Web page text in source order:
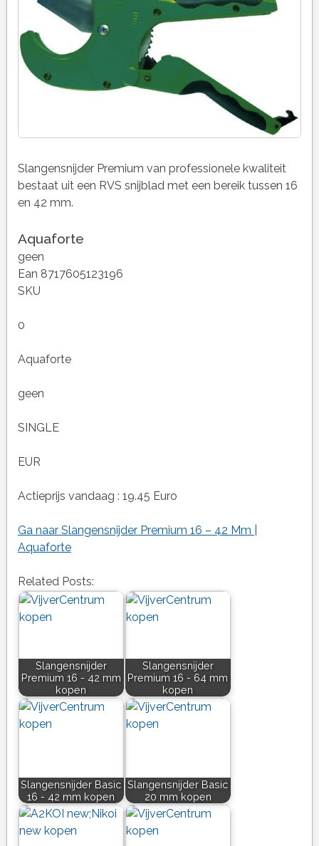
Slangensnijder Premium van professionele kwaliteit
bestaat uit een RVS snijblad met een bereik tussen 16
en 42 mm.
Aquaforte
geen
Ean 8717605123196
SKU
0
Aquaforte
geen
SINGLE
EUR
Actieprijs vandaag : 19.45 Euro
Ga naar Slangensnijder Premium 16 – 42 Mm |
Aquaforte
Related Posts:
Slangensnijder
Premium 16 - 42 mm
kopen
Slangensnijder
Premium 16 - 64 mm
kopen
Slangensnijder Basic
16 - 42 mm kopen
Slangensnijder Basic
20 mm kopen